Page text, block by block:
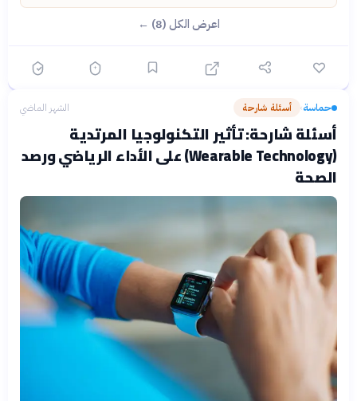
اعرض الكل (8) ←
حماسة› أسئلة شارحة الشهر الماضي
أسئلة شارحة: تأثير التكنولوجيا المرتدية
(Wearable Technology) على الأداء الرياضي ورصد
الصحة